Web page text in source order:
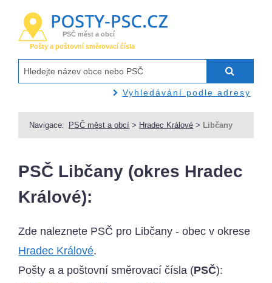
PSČ měst a obcí
Pošty a poštovní směrovací čísla
Vyhledávání podle adresy
Navigace: PSČ měst a obcí > Hradec Králové > Libčany
PSČ Libčany (okres Hradec
Králové):
Zde naleznete PSČ pro Libčany - obec v okrese
Hradec Králové.
Pošty a a poštovní směrovací čísla (PSČ):